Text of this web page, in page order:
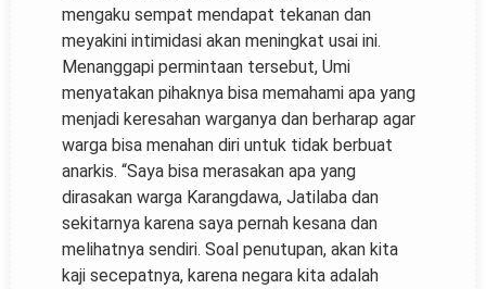
mengaku sempat mendapat tekanan dan
meyakini intimidasi akan meningkat usai ini.
Menanggapi permintaan tersebut, Umi
menyatakan pihaknya bisa memahami apa yang
menjadi keresahan warganya dan berharap agar
warga bisa menahan diri untuk tidak berbuat
anarkis. “Saya bisa merasakan apa yang
dirasakan warga Karangdawa, Jatilaba dan
sekitarnya karena saya pernah kesana dan
melihatnya sendiri. Soal penutupan, akan kita
kaji secepatnya, karena negara kita adalah